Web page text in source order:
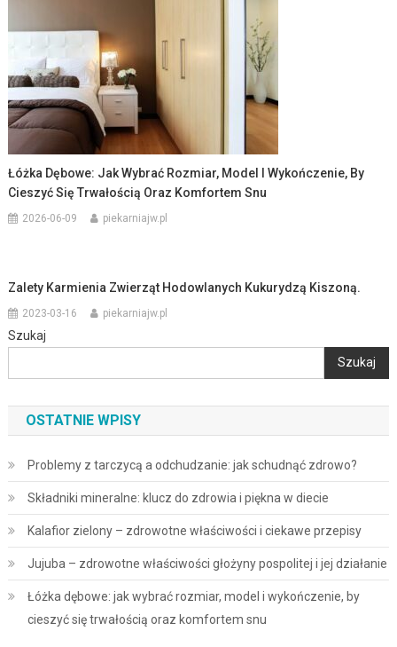
Łóżka Dębowe: Jak Wybrać Rozmiar, Model I Wykończenie, By
Cieszyć Się Trwałością Oraz Komfortem Snu
2026-06-09 piekarniajw.pl
Zalety Karmienia Zwierząt Hodowlanych Kukurydzą Kiszoną.
2023-03-16 piekarniajw.pl
Szukaj
Szukaj
OSTATNIE WPISY
Problemy z tarczycą a odchudzanie: jak schudnąć zdrowo?
Składniki mineralne: klucz do zdrowia i piękna w diecie
Kalafior zielony – zdrowotne właściwości i ciekawe przepisy
Jujuba – zdrowotne właściwości głożyny pospolitej i jej działanie
Łóżka dębowe: jak wybrać rozmiar, model i wykończenie, by
cieszyć się trwałością oraz komfortem snu